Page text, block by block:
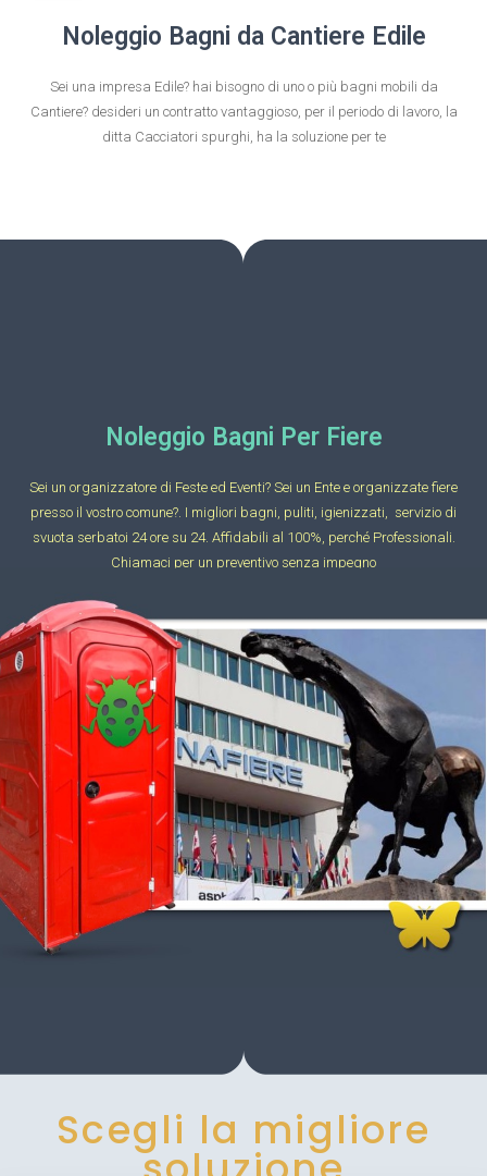
Noleggio Bagni da Cantiere Edile
Sei una impresa Edile? hai bisogno di uno o più bagni mobili da
Cantiere? desideri un contratto vantaggioso, per il periodo di lavoro, la
ditta Cacciatori spurghi, ha la soluzione per te
Noleggio Bagni Per Fiere
Sei un organizzatore di Feste ed Eventi? Sei un Ente e organizzate fiere
presso il vostro comune?. I migliori bagni, puliti, igienizzati, servizio di
svuota serbatoi 24 ore su 24. Affidabili al 100%, perché Professionali.
Chiamaci per un preventivo senza impegno
Scegli la migliore